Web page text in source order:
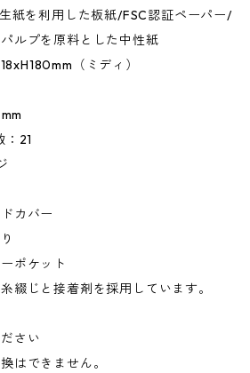
紙を利用した板紙/FSC認証ペーパー/
ルプを原料とした中性紙
（ミディ）
：21
カバー
ポケット
綴じと接着剤を採用しています。
さい
はできません。